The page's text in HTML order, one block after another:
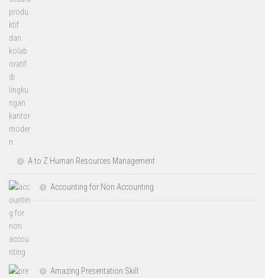
A to Z Human Resources Management
Accounting for Non Accounting
Amazing Presentation Skill